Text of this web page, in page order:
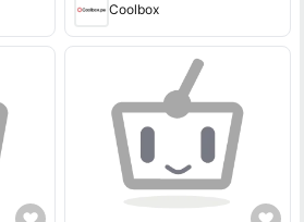
Coolbox